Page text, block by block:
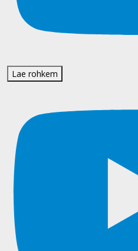
Lae rohkem